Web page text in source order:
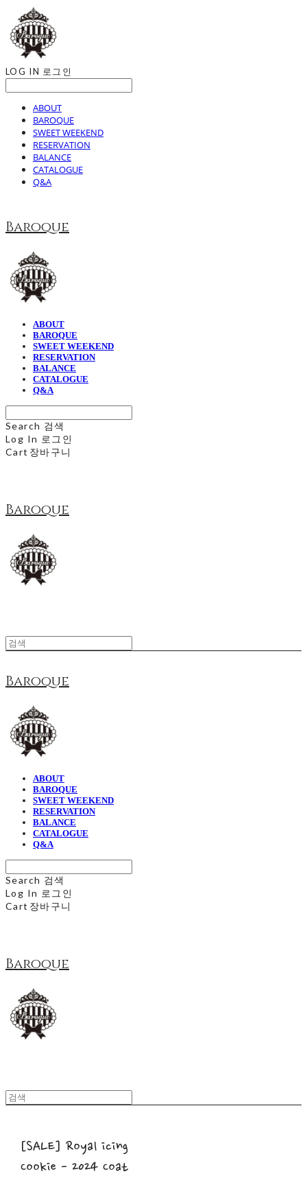
LOG IN 로그인
ABOUT
BAROQUE
SWEET WEEKEND
RESERVATION
BALANCE
CATALOGUE
Q&A
Baroque
ABOUT
BAROQUE
SWEET WEEKEND
RESERVATION
BALANCE
CATALOGUE
Q&A
Search 검색
Log In 로그인
Cart 장바구니
Baroque
Baroque
ABOUT
BAROQUE
SWEET WEEKEND
RESERVATION
BALANCE
CATALOGUE
Q&A
Search 검색
Log In 로그인
Cart 장바구니
Baroque
[SALE] Royal icing
Cookie - 2024 Coat